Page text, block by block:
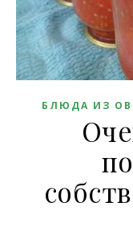
БЛЮДА ИЗ